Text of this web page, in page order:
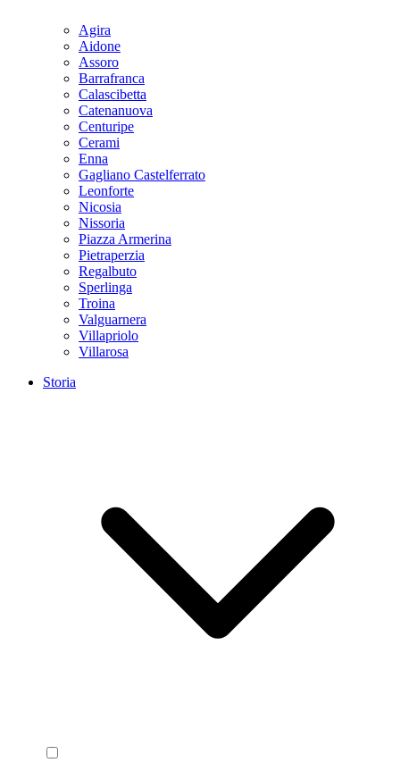
Agira
Aidone
Assoro
Barrafranca
Calascibetta
Catenanuova
Centuripe
Cerami
Enna
Gagliano Castelferrato
Leonforte
Nicosia
Nissoria
Piazza Armerina
Pietraperzia
Regalbuto
Sperlinga
Troina
Valguarnera
Villapriolo
Villarosa
Storia